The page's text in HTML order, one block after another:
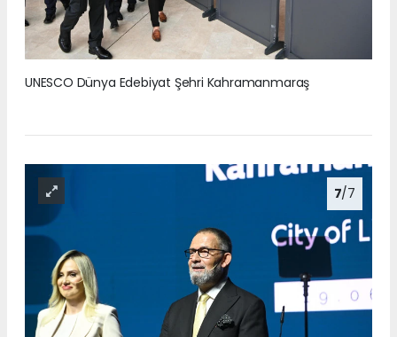
UNESCO Dünya Edebiyat Şehri Kahramanmaraş
7/7